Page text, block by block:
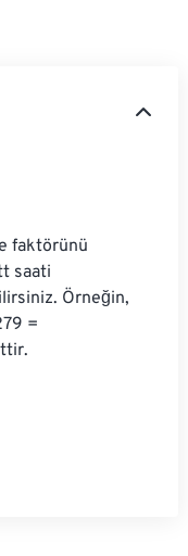
faktörünü
saati
Örneğin,
=